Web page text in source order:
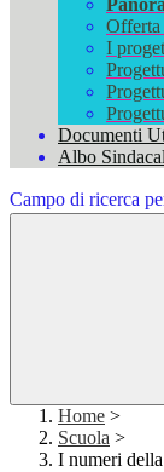
Offerta
I
Documenti
Albo
Campo di ricerca
Home >
Scuola >
I numeri